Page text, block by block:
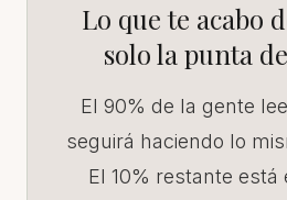
Lo que te acabo
solo la punta
El 90% de la gente
seguirá haciendo lo
El 10% restante está